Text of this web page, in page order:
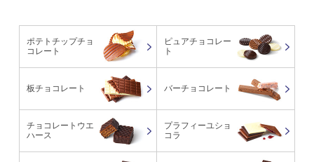
ポテトチップチョ
コレート
ピュアチョコレー
ト
板チョコレート バーチョコレート
チョコレートウエ
ハース
プラフィーユショ
コラ